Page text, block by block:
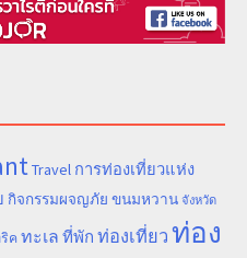
Travel การท่องเที่ยวแห่ง
กิจกรรมผจญภัย ขนมหวาน จังหวัด
คทะเล ที่พัก ท่องเที่ยวท่อง